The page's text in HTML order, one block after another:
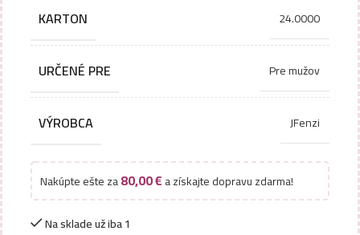
KARTON 24.0000
URČENÉ PRE Pre mužov
VÝROBCA JFenzi
Nakúpte ešte za80,00€a získajte dopravu zdarma!
Na sklade už iba 1